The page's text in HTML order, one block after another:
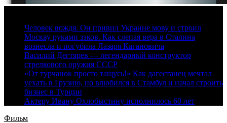
Человек вождя. Он привил Украине мову и строил
Москву руками зэков. Как слепая вера в Сталина
вознесла и погубила Лазаря Кагановича
Василий Дегтярев — легендарный конструктор
стрелкового оружия СССР
«От турчанок просто тащусь!» Как дагестанец мечтал
уехать в Грузию, но влюбился в Стамбул и начал строить
бизнес в Турции
Актеру Ивану Охлобыстину исполнилось 60 лет
Фильм